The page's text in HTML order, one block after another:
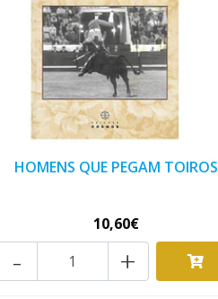
HOMENS QUE PEGAM TOIROS
10,60€
+
-